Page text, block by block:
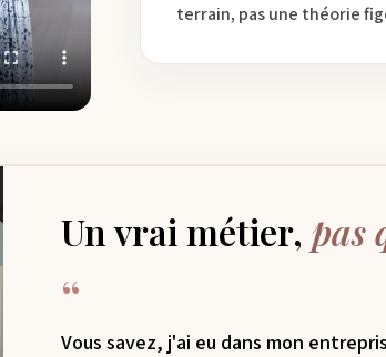
terrain, pas une théorie
Un vrai métier, pas
“
Vous savez, j'ai eu dans mon